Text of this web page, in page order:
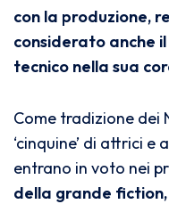
con la produzione,
considerato anche
tecnico nella sua
Come tradizione dei
‘cinquine’ di attrici
entrano in voto nei
della grande